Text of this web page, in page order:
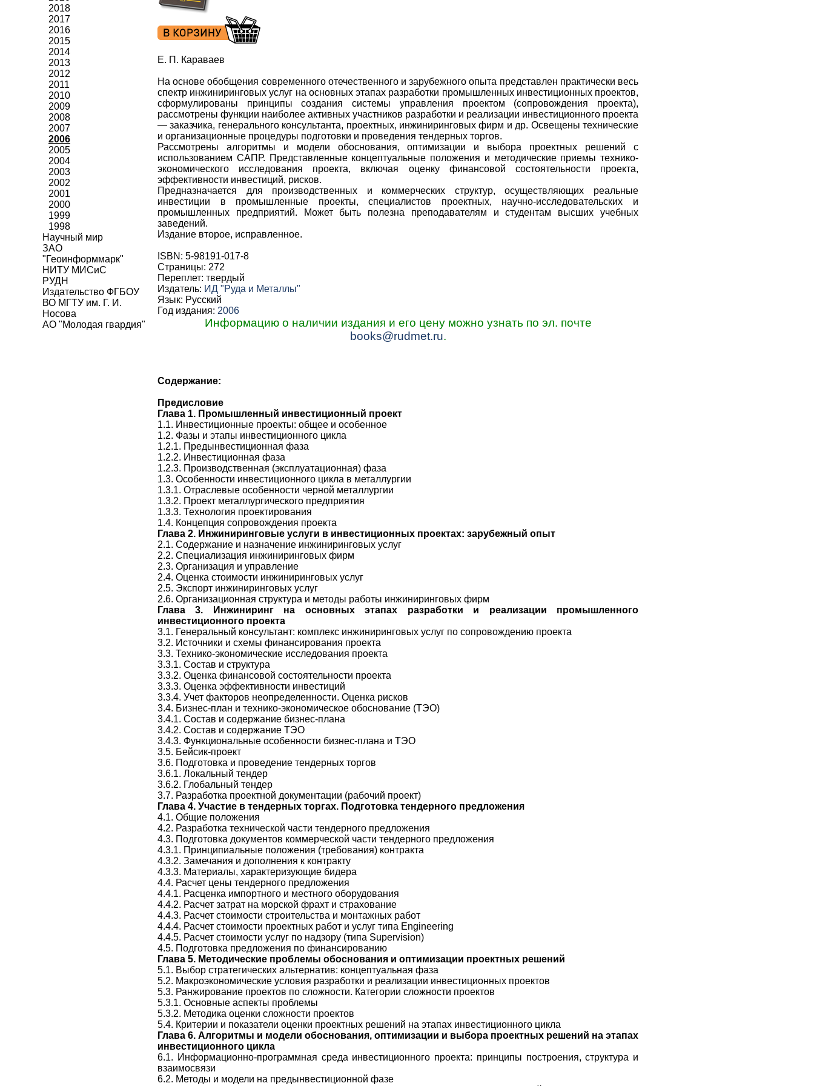
Е. П. Караваев
На основе обобщения современного отечественного и зарубежного опыта представлен практически весь
спектр инжиниринговых услуг на основных этапах разработки промышленных инвестиционных проектов,
сформулированы принципы создания системы управления проектом (сопровождения проекта),
рассмотрены функции наиболее активных участников разработки и реализации инвестиционного проекта
— заказчика, генерального консультанта, проектных, инжиниринговых фирм и др. Освещены технические
и организационные процедуры подготовки и проведения тендерных торгов.
Рассмотрены алгоритмы и модели обоснования, оптимизации и выбора проектных решений с
использованием САПР. Представленные концептуальные положения и методические приемы технико-
экономического исследования проекта, включая оценку финансовой состоятельности проекта,
эффективности инвестиций, рисков.
Предназначается для производственных и коммерческих структур, осуществляющих реальные
инвестиции в промышленные проекты, специалистов проектных, научно-исследовательских и
промышленных предприятий. Может быть полезна преподавателям и студентам высших учебных
заведений.
Издание второе, исправленное.
ISBN: 5-98191-017-8
Страницы: 272
Переплет: твердый
Издатель: ИД "Руда и Металлы"
Язык: Русский
Год издания: 2006
Информацию о наличии издания и его цену можно узнать по эл. почте
books@rudmet.ru.
Содержание:
Предисловие
Глава 1. Промышленный инвестиционный проект
1.1. Инвестиционные проекты: общее и особенное
1.2. Фазы и этапы инвестиционного цикла
1.2.1. Предынвестиционная фаза
1.2.2. Инвестиционная фаза
1.2.3. Производственная (эксплуатационная) фаза
1.3. Особенности инвестиционного цикла в металлургии
1.3.1. Отраслевые особенности черной металлургии
1.3.2. Проект металлургического предприятия
1.3.3. Технология проектирования
1.4. Концепция сопровождения проекта
Глава 2. Инжиниринговые услуги в инвестиционных проектах: зарубежный опыт
2.1. Содержание и назначение инжиниринговых услуг
2.2. Специализация инжиниринговых фирм
2.3. Организация и управление
2.4. Оценка стоимости инжиниринговых услуг
2.5. Экспорт инжиниринговых услуг
2.6. Организационная структура и методы работы инжиниринговых фирм
Глава 3. Инжиниринг на основных этапах разработки и реализации промышленного
инвестиционного проекта
3.1. Генеральный консультант: комплекс инжиниринговых услуг по сопровождению проекта
3.2. Источники и схемы финансирования проекта
3.3. Технико-экономические исследования проекта
3.3.1. Состав и структура
3.3.2. Оценка финансовой состоятельности проекта
3.3.3. Оценка эффективности инвестиций
3.3.4. Учет факторов неопределенности. Оценка рисков
3.4. Бизнес-план и технико-экономическое обоснование (ТЭО)
3.4.1. Состав и содержание бизнес-плана
3.4.2. Состав и содержание ТЭО
3.4.3. Функциональные особенности бизнес-плана и ТЭО
3.5. Бейсик-проект
3.6. Подготовка и проведение тендерных торгов
3.6.1. Локальный тендер
3.6.2. Глобальный тендер
3.7. Разработка проектной документации (рабочий проект)
Глава 4. Участие в тендерных торгах. Подготовка тендерного предложения
4.1. Общие положения
4.2. Разработка технической части тендерного предложения
4.3. Подготовка документов коммерческой части тендерного предложения
4.3.1. Принципиальные положения (требования) контракта
4.3.2. Замечания и дополнения к контракту
4.3.3. Материалы, характеризующие бидера
4.4. Расчет цены тендерного предложения
4.4.1. Расценка импортного и местного оборудования
4.4.2. Расчет затрат на морской фрахт и страхование
4.4.3. Расчет стоимости строительства и монтажных работ
4.4.4. Расчет стоимости проектных работ и услуг типа Engineering
4.4.5. Расчет стоимости услуг по надзору (типа Supervision)
4.5. Подготовка предложения по финансированию
Глава 5. Методические проблемы обоснования и оптимизации проектных решений
5.1. Выбор стратегических альтернатив: концептуальная фаза
5.2. Макроэкономические условия разработки и реализации инвестиционных проектов
5.3. Ранжирование проектов по сложности. Категории сложности проектов
5.3.1. Основные аспекты проблемы
5.3.2. Методика оценки сложности проектов
5.4. Критерии и показатели оценки проектных решений на этапах инвестиционного цикла
Глава 6. Алгоритмы и модели обоснования, оптимизации и выбора проектных решений на этапах
инвестиционного цикла
6.1. Информационно-программная среда инвестиционного проекта: принципы построения, структура и
взаимосвязи
6.2. Методы и модели на предынвестиционной фазе
2018
2017
2016
2015
2014
2013
2012
2011
2010
2009
2008
2007
2006
2005
2004
2003
2002
2001
2000
1999
1998
Научный мир
ЗАО
"Геоинформмарк"
НИТУ МИСиС
РУДН
Издательство ФГБОУ
ВО МГТУ им. Г. И.
Носова
АО "Молодая гвардия"